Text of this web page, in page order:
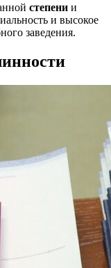
степени и
и высокое
заведения.